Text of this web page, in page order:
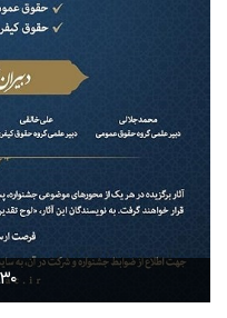
۳۰ آذر ۱۴۰۴